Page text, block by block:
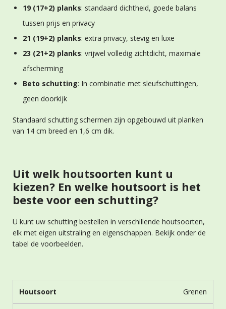
19 (17+2) planks: standaard dichtheid, goede balans
tussen prijs en privacy
21 (19+2) planks: extra privacy, stevig en luxe
23 (21+2) planks: vrijwel volledig zichtdicht, maximale
afscherming
Beto schutting: In combinatie met sleufschuttingen,
geen doorkijk
Standaard schutting schermen zijn opgebouwd uit planken
van 14 cm breed en 1,6 cm dik.
Uit welk houtsoorten kunt u
kiezen? En welke houtsoort is het
beste voor een schutting?
U kunt uw schutting bestellen in verschillende houtsoorten,
elk met eigen uitstraling en eigenschappen. Bekijk onder de
tabel de voorbeelden.
Grenen